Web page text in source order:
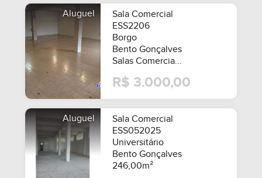
Aluguel
Sala Comercial
ESS2206
Borgo
Bento Gonçalves
Salas Comercia...
R$ 3.000,00
Aluguel
Sala Comercial
ESS052025
Universitário
Bento Gonçalves
246,00m²